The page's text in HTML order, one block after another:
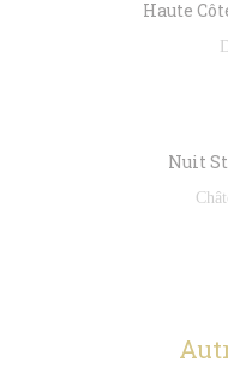
Haute
Nuit